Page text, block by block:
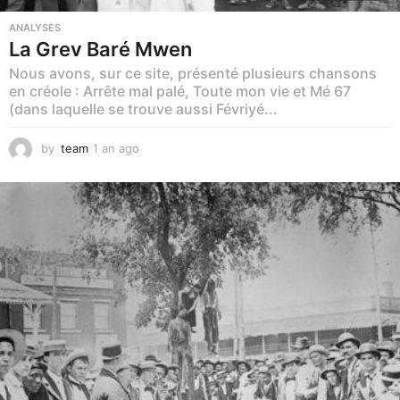
ANALYSES
La Grev Baré Mwen
Nous avons, sur ce site, présenté plusieurs chansons
en créole : Arrête mal palé, Toute mon vie et Mé 67
(dans laquelle se trouve aussi Févriyé...
by team 1 an ago
n
a
g
o